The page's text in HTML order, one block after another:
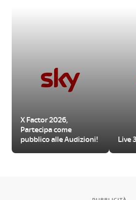
X Factor 2026,
Partecipa come
pubblico alle Audizioni!
Live 3